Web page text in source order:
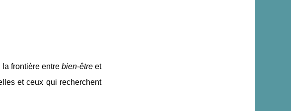
la frontière entre bien-êtreet
et ceux qui recherchent